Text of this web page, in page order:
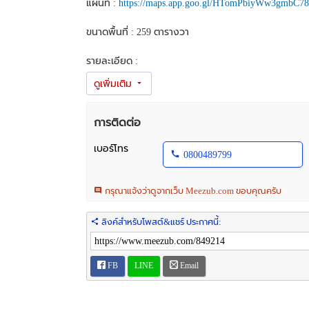
แผนที่ : https://maps.app.goo.gl/HTomPbiyWw3gmbC78
ขนาดพื้นที่ : 259 ตารางวา
รายละเอียด :
- ที่ดินเปล่าแปลงสวย ทำเลดี ใกล้แหล่งชุมชน
- อยู่ติดกับสิรินอินลอฟท์ คอนโดมิเนียม
- ห่างถนนสุขุมวิทเพียง 500 เมตร
- ทำอพาร์ตเมนต์ / คอนโด
- ลงทุนเก็งกำไรในอนาคต
สถานที่ใกล้เคียง :
- ห้างโรบินสันบ้านฉาง
- เซเว่น / ซีเจ
การติดต่อ
เบอร์โทร
0800489799
กรุณาแจ้งว่าดูจากเว็บ Meezub.com ขอบคุณครับ
ลิงค์สำหรับโพสต์&แชร์ ประกาศนี้:
FB LINE Email